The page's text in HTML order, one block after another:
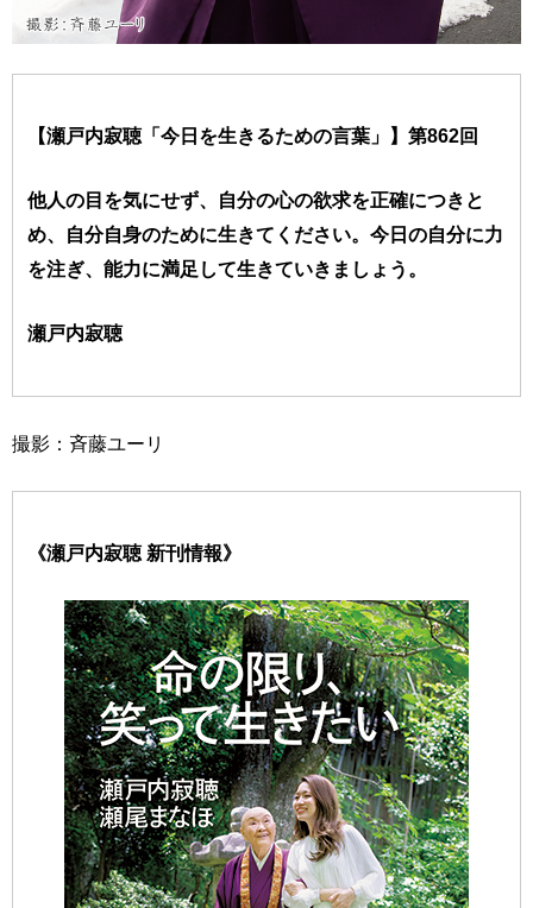
【瀬戸内寂聴「今日を生きるための言葉」】第862回
他人の目を気にせず、自分の心の欲求を正確につきと
め、自分自身のために生きてください。今日の自分に力
を注ぎ、能力に満足して生きていきましょう。
瀬戸内寂聴
撮影：斉藤ユーリ
《瀬戸内寂聴 新刊情報》